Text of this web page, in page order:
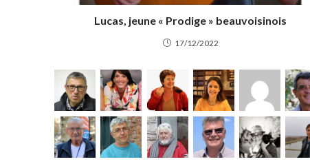
Lucas, jeune « Prodige » beauvoisinois
17/12/2022